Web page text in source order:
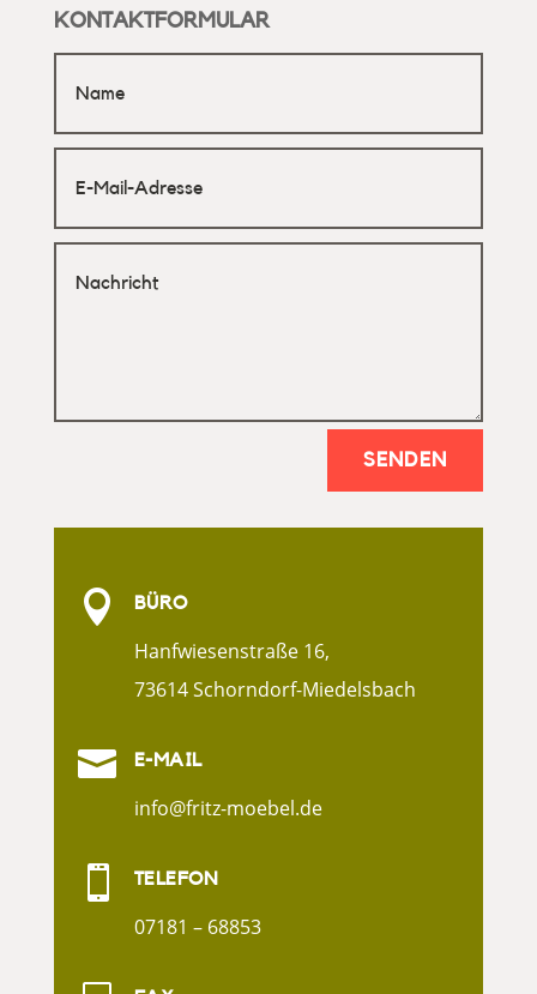
KONTAKTFORMULAR
SENDEN
 BÜRO
Hanfwiesenstraße 16,
73614 Schorndorf-Miedelsbach
 E-MAIL
info@fritz-moebel.de
 TELEFON
07181 – 68853